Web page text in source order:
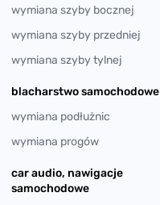
wymiana szyby bocznej
wymiana szyby przedniej
wymiana szyby tylnej
blacharstwo samochodowe
wymiana podłużnic
wymiana progów
car audio, nawigacje
samochodowe